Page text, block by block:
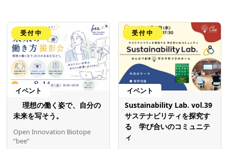
受付中
イベント
理想の働く姿で、自分の
未来を写そう。
Open Innovation Biotope
”bee”
受付中
イベント
Sustainability Lab. vol.39
サステナビリティを探究す
る 学び合いのコミュニテ
ィ